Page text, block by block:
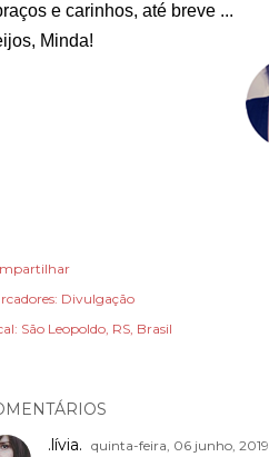
e carinhos, até breve ...
Minda!
Divulgação
São Leopoldo, RS, Brasil
.lívia. quinta-feira, 06 junho, 2019